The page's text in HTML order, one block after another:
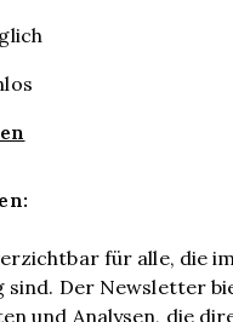
für alle, die im
sind. Der Newsletter
und Analysen, die